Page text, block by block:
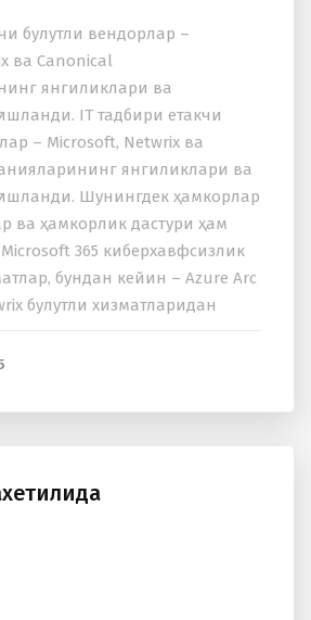
булутли вендорлар –
ва Canonical
янгиликлари ва
IT тадбири етакчи
– Microsoft, Netwrix ва
янгиликлари ва
Шунингдек ҳамкорлар
ва ҳамкорлик дастури ҳам
365 киберхавфсизлик
бундан кейин – Azure Arc
булутли хизматларидан